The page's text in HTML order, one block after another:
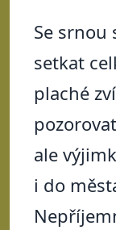
Se srnou
setkat
plaché
ale
i do